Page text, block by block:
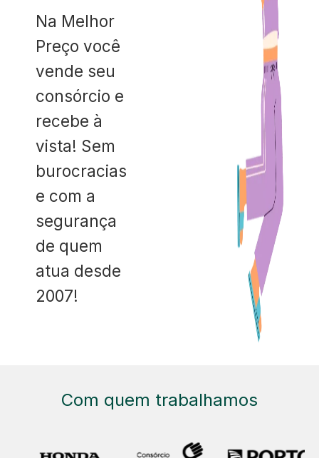
Na Melhor
Preço você
vende seu
consórcio e
recebe à
vista! Sem
burocracias
e com a
segurança
de quem
atua desde
2007!
Com quem trabalhamos